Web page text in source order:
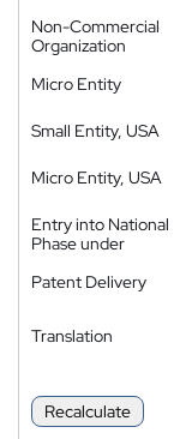
Non-Commercial
Organization
Micro Entity
Small Entity, USA
Micro Entity, USA
Entry into National
Phase under
Patent Delivery
Translation
Recalculate